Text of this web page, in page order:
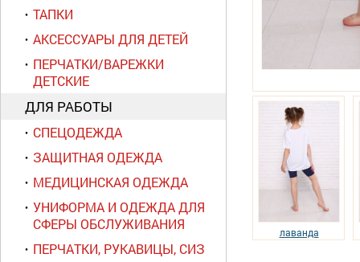
ТАПКИ
АКСЕССУАРЫ ДЛЯ ДЕТЕЙ
ПЕРЧАТКИ/ВАРЕЖКИ
ДЕТСКИЕ
ДЛЯ РАБОТЫ
СПЕЦОДЕЖДА
ЗАЩИТНАЯ ОДЕЖДА
МЕДИЦИНСКАЯ ОДЕЖДА
УНИФОРМА И ОДЕЖДА ДЛЯ
СФЕРЫ ОБСЛУЖИВАНИЯ
ПЕРЧАТКИ, РУКАВИЦЫ, СИЗ
лаванда